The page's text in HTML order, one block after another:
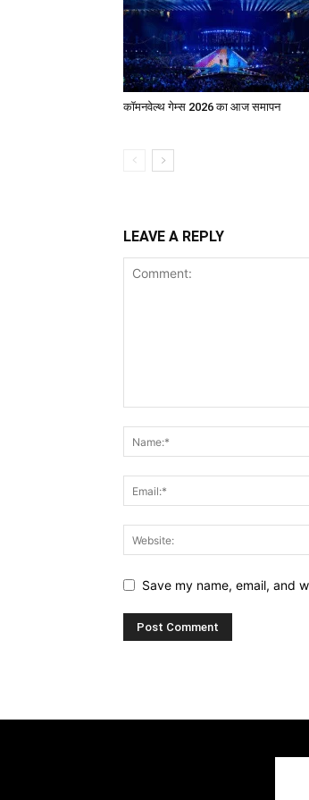
कॉमनवेल्थ गेम्स 2026 का आज समापन
LEAVE A REPLY
Save my name, email, and